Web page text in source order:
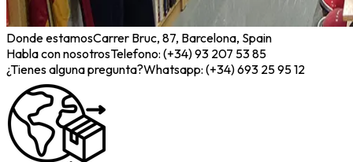
Donde estamosCarrer Bruc, 87, Barcelona, Spain
Habla con nosotrosTelefono: (+34) 93 207 53 85
¿Tienes alguna pregunta?Whatsapp: (+34) 693 25 95 12